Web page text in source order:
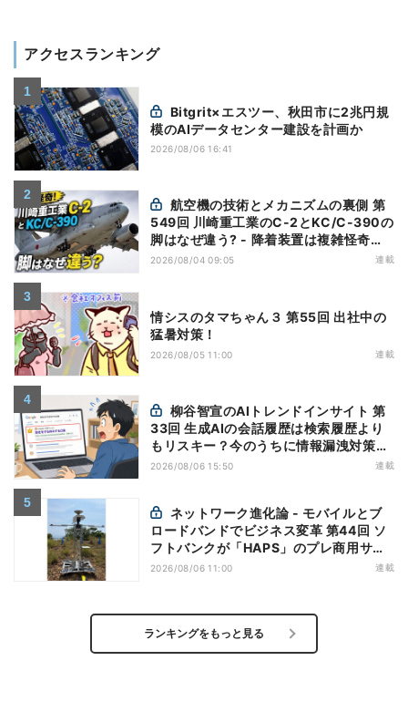
アクセスランキング
模のAIデータセンター建設を計画か
2026/08/06 16:41
549回 川崎重工業のC-2とKC/C-390の
脚はなぜ違う? - 降着装置は複雑怪奇
(5)|軍用輸送機(10)
2026/08/04 09:05 連載
情シスのタマちゃん３ 第55回 出社中の
猛暑対策！
2026/08/05 11:00 連載
33回 生成AIの会話履歴は検索履歴より
もリスキー？今のうちに情報漏洩対策を
万全にしておこう
2026/08/06 15:50 連載
ロードバンドでビジネス変革 第44回 ソ
フトバンクが「HAPS」のプレ商用サー
ビス開始を表明、本格的な商用展開のめ
2026/08/06 11:00 連載
ランキングをもっと見る